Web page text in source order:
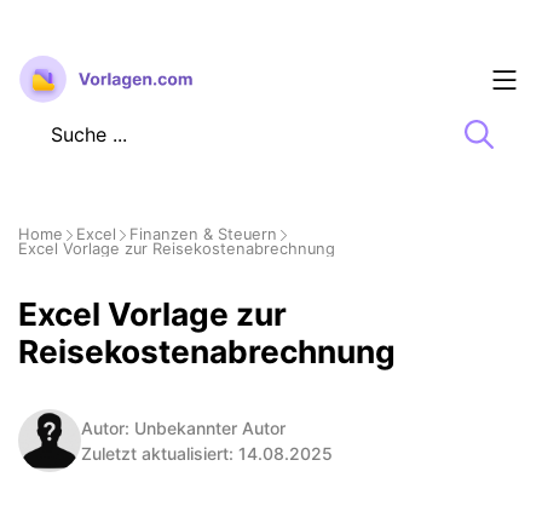
Zum
Inhalt
springen
Home Excel
Finanzen & Steuern
Excel Vorlage zur Reisekostenabrechnung
Excel Vorlage zur
Reisekostenabrechnung
Autor: Unbekannter Autor
Zuletzt aktualisiert: 14.08.2025